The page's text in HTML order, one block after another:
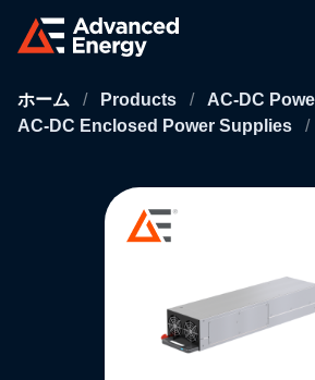
ホーム / Products / AC-DC
AC-DC Enclosed Power Supplies
/